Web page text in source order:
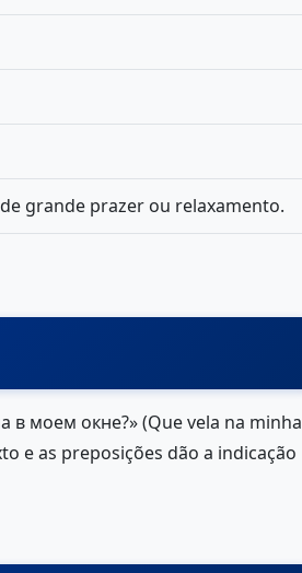
grande prazer ou relaxamento.
в моем окне?» (Que vela na minha
e as preposições dão a indicação